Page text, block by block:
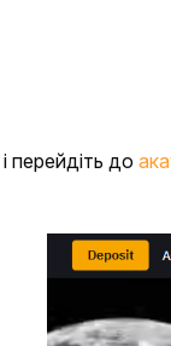
і перейдіть до